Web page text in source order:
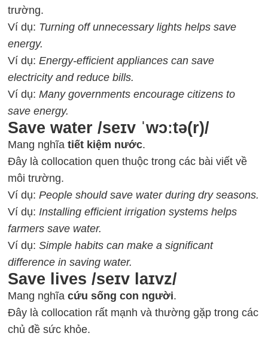
trường.
Ví dụ: Turning off unnecessary lights helps save
energy.
Ví dụ:Energy-efficient appliances can save
electricity and reduce bills.
Ví dụ:Many governments encourage citizens to
save energy.
Save water /seɪv ˈwɔːtə(r)/
Mang nghĩatiết kiệm nước.
Đây là collocation quen thuộc trong các bài viết về
môi trường.
Ví dụ:People should save water during dry seasons.
Ví dụ: Installing efficient irrigation systems helps
farmers save water.
Ví dụ:Simple habits can make a significant
difference in saving water.
Save lives /seɪv laɪvz/
Mang nghĩacứu sống con người.
Đây là collocation rất mạnh và thường gặp trong các
chủ đề sức khỏe.